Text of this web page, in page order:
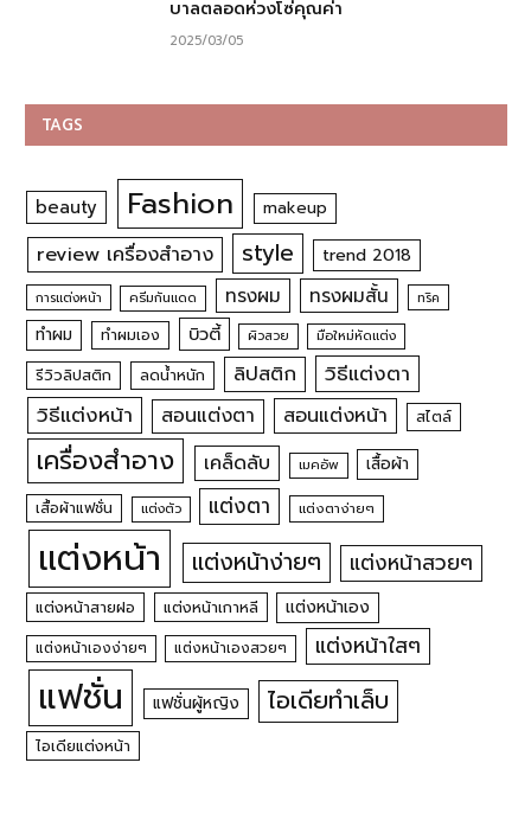
บาลตลอดห่วงโซ่คุณค่า
2025/03/05
TAGS
beauty Fashion makeup
review เครื่องสำอาง style trend 2018
การแต่งหน้า ครีมกันแดด ทรงผม ทรงผมสั้น ทริค
ทำผม ทำผมเอง บิวตี้ ผิวสวย มือใหม่หัดแต่ง
รีวิวลิปสติก ลดน้ำหนัก ลิปสติก
วิธีแต่งตา
วิธีแต่งหน้า
สอนแต่งตา สอนแต่งหน้า สไตล์
เครื่องสำอาง เคล็ดลับ เมคอัพ เสื้อผ้า
เสื้อผ้าแฟชั่น แต่งตัว แต่งตา แต่งตาง่ายๆ
แต่งหน้า แต่งหน้าง่ายๆ แต่งหน้าสวยๆ
แต่งหน้าสายฝอ แต่งหน้าเกาหลี แต่งหน้าเอง
แต่งหน้าเองง่ายๆ แต่งหน้าเองสวยๆ แต่งหน้าใสๆ
แฟชั่น แฟชั่นผู้หญิง ไอเดียทำเล็บ
ไอเดียแต่งหน้า